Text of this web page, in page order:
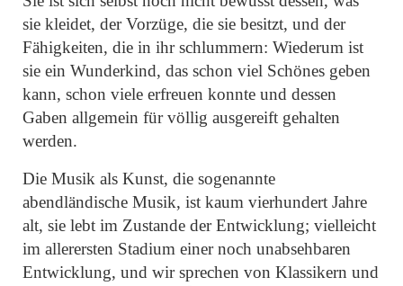
sie kleidet, der Vorzüge, die sie besitzt, und der
Fähigkeiten, die in ihr schlummern: Wiederum ist
sie ein Wunderkind, das schon viel Schönes geben
kann, schon viele erfreuen konnte und dessen
Gaben allgemein für völlig ausgereift gehalten
werden.
Die Musik als Kunst, die sogenannte
abendländische Musik, ist kaum vierhundert Jahre
alt, sie lebt im Zustande der Entwicklung; vielleicht
im allerersten Stadium einer noch unabsehbaren
Entwicklung, und wir sprechen von Klassikern und